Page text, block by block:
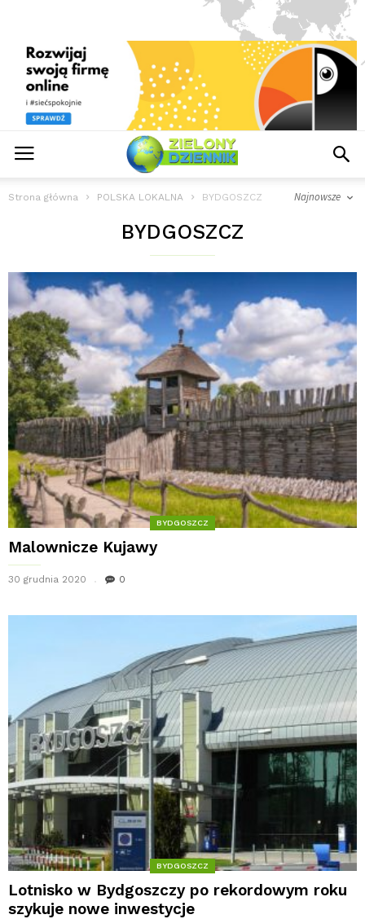
Strona główna POLSKA LOKALNA BYDGOSZCZ Najnowsze
BYDGOSZCZ
BYDGOSZCZ
Malownicze Kujawy
30 grudnia 2020 0
BYDGOSZCZ
Lotnisko w Bydgoszczy po rekordowym roku
szykuje nowe inwestycje